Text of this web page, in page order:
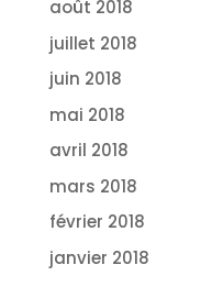
août 2018
juillet 2018
juin 2018
mai 2018
avril 2018
mars 2018
février 2018
janvier 2018